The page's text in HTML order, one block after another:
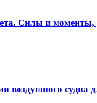
Силы и моменты,
воздушного